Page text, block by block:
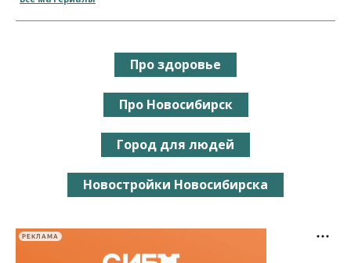
Про здоровье
Про Новосибирск
Город для людей
Новостройки Новосибирска
РЕКЛАМА